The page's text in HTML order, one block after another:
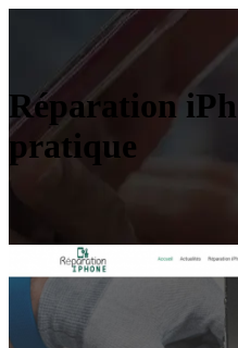
Réparation
pratique